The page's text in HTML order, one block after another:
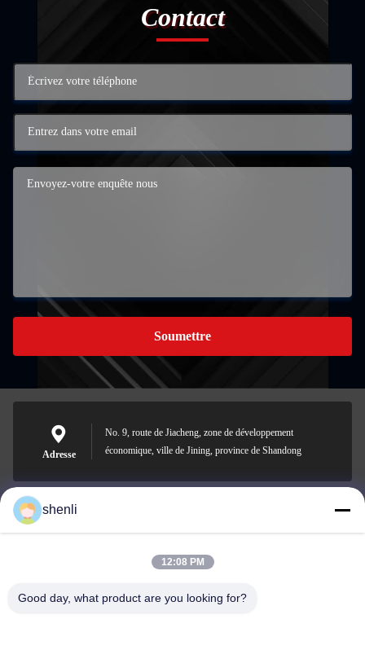
Contact
Soumettre
Adresse
No. 9, route de Jiacheng, zone de développement
économique, ville de Jining, province de Shandong
shenli@shenlirigging.com
shenli
12:08 PM
Good day, what product are you looking for?